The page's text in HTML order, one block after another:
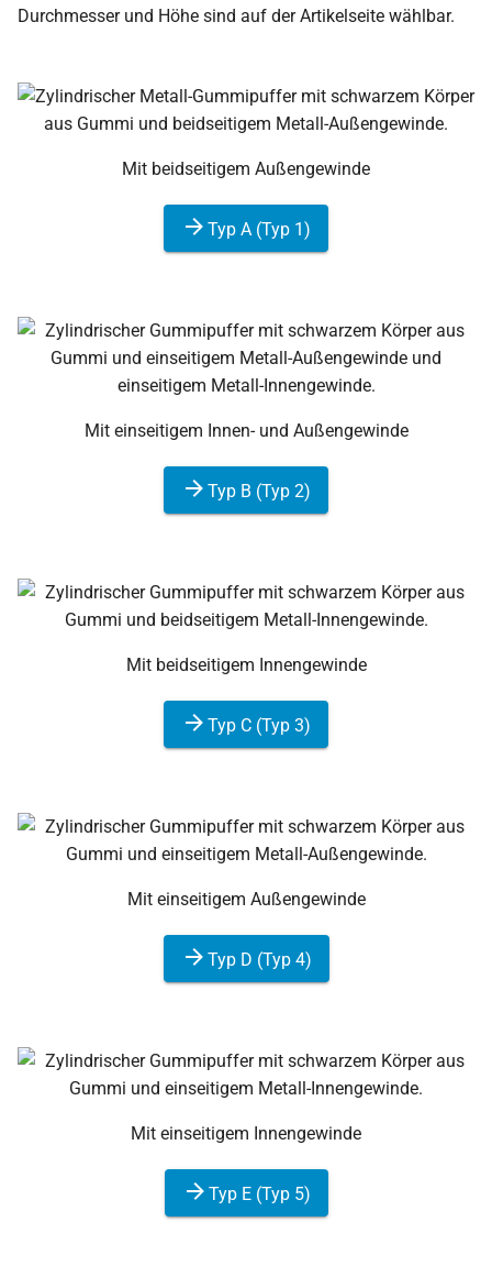
Durchmesser und Höhe sind auf der Artikelseite wählbar.
Mit beidseitigem Außengewinde
Typ A (Typ 1)
Mit einseitigem Innen- und Außengewinde
Typ B (Typ 2)
Mit beidseitigem Innengewinde
Typ C (Typ 3)
Mit einseitigem Außengewinde
Typ D (Typ 4)
Mit einseitigem Innengewinde
Typ E (Typ 5)